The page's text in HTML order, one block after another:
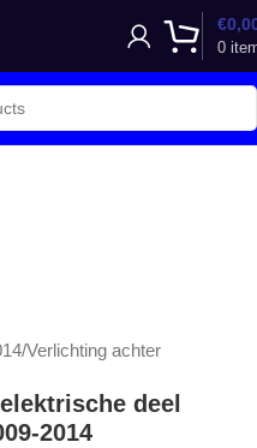
0
€
/Verlichting achter
deel
2014